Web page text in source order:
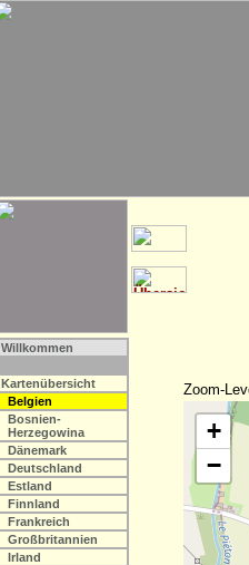
Willkommen
Kartenübersicht
Belgien
Bosnien-
Herzegowina
Dänemark
Deutschland
Estland
Finnland
Frankreich
Großbritannien
Irland
Zoom-
+
−